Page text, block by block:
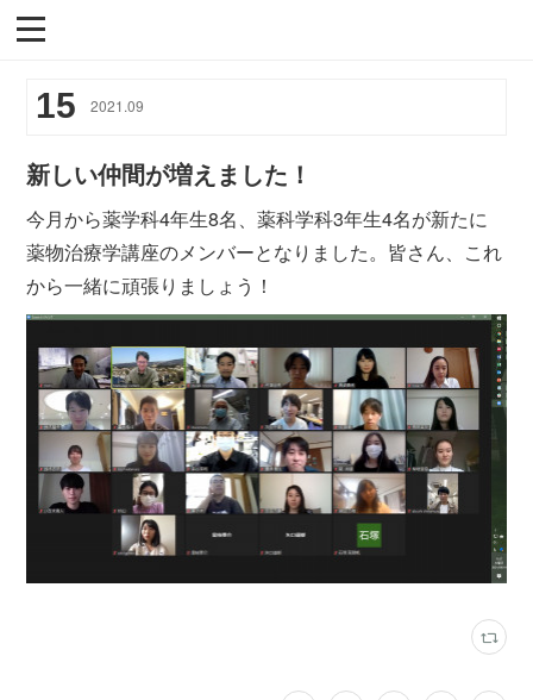
15 2021 .09
新しい仲間が増えました！
今月から薬学科4年生8名、薬科学科3年生4名が新たに
薬物治療学講座のメンバーとなりました。皆さん、これ
から一緒に頑張りましょう！